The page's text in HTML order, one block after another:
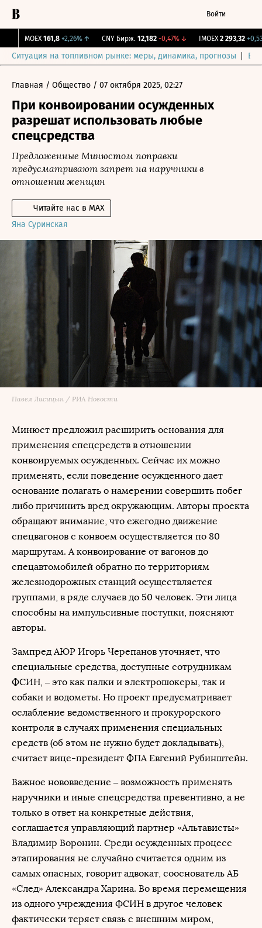
Войти
MOEX 161,8 +2,26% ↑ CNY Бирж. 12,182 -0,47% ↓ IMOEX 2 293,32
Ситуация на топливном рынке: меры, динамика, прогнозы
Главная / Общество / 07 октября 2025, 02:27
При конвоировании осужденных
разрешат использовать любые
спецсредства
Предложенные Минюстом поправки
предусматривают запрет на наручники в
отношении женщин
Яна Суринская
Читайте нас в MAX
Павел Лисицын / РИА Новости
Минюст предложил расширить основания для
применения спецсредств в отношении
конвоируемых осужденных. Сейчас их можно
применять, если поведение осужденного дает
основание полагать о намерении совершить побег
либо причинить вред окружающим. Авторы проекта
обращают внимание, что ежегодно движение
спецвагонов с конвоем осуществляется по 80
маршрутам. А конвоирование от вагонов до
спецавтомобилей обратно по территориям
железнодорожных станций осуществляется
группами, в ряде случаев до 50 человек. Эти лица
способны на импульсивные поступки, поясняют
авторы.
Зампред АЮР Игорь Черепанов уточняет, что
специальные средства, доступные сотрудникам
ФСИН, – это как палки и электрошокеры, так и
собаки и водометы. Но проект предусматривает
ослабление ведомственного и прокурорского
контроля в случаях применения специальных
средств (об этом не нужно будет докладывать),
считает вице-президент ФПА Евгений Рубинштейн.
Важное нововведение – возможность применять
наручники и иные спецсредства превентивно, а не
только в ответ на конкретные действия,
соглашается управляющий партнер «Альтависты»
Владимир Воронин. Среди осужденных процесс
этапирования не случайно считается одним из
самых опасных, говорит адвокат, сооснователь АБ
«След» Александра Харина. Во время перемещения
из одного учреждения ФСИН в другое человек
фактически теряет связь с внешним миром,